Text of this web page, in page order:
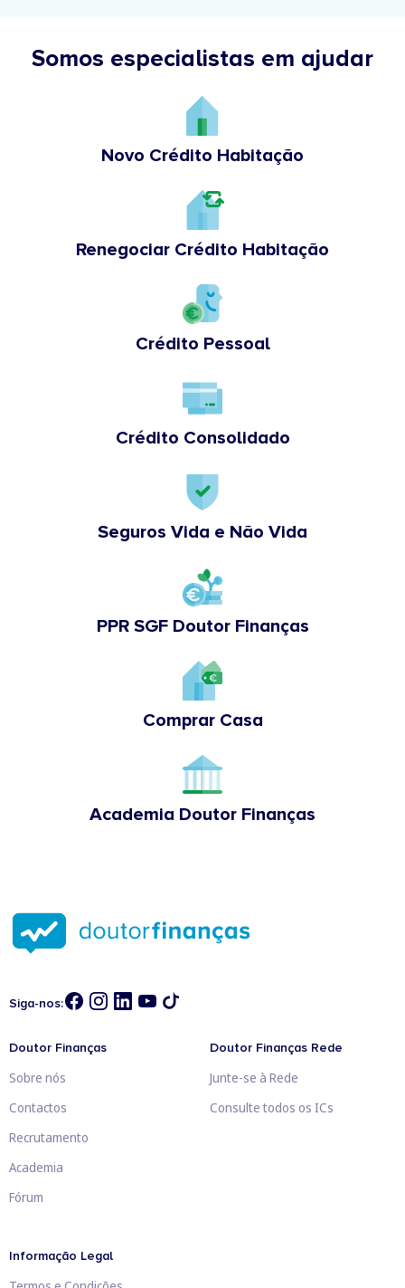
Somos especialistas em ajudar
Novo Crédito Habitação
Renegociar Crédito Habitação
Crédito Pessoal
Crédito Consolidado
Seguros Vida e Não Vida
PPR SGF Doutor Finanças
Comprar Casa
Academia Doutor Finanças
Siga-nos:
Doutor Finanças
Sobre nós
Contactos
Recrutamento
Academia
Fórum
Doutor Finanças Rede
Junte-se à Rede
Consulte todos os ICs
Informação Legal